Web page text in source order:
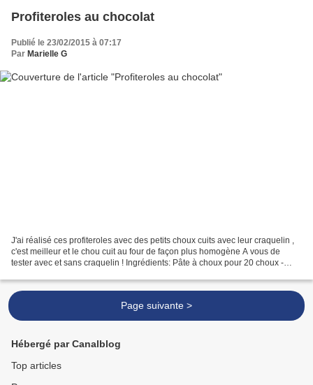
Profiteroles au chocolat
Publié le 23/02/2015 à 07:17
Par Marielle G
J'ai réalisé ces profiteroles avec des petits choux cuits avec leur craquelin ,
c'est meilleur et le chou cuit au four de façon plus homogène A vous de
tester avec et sans craquelin ! Ingrédients: Pâte à choux pour 20 choux -
Page suivante >
Hébergé par Canalblog
Top articles